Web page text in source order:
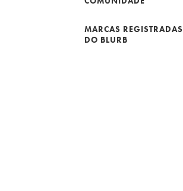
MARCAS REGISTRADAS
DO BLURB